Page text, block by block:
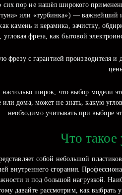
пор не нашёл широкого
или «турбинка») —
камень и керамика, зачистку,
фреза, как бытовой
фрезу с гарантией производителя
широк, что выбор модели
дома, может не знать, какую
необходимо учитывать при выборе
Что такое
собой небольшой
внутреннего сгорания.
и под большой нагрузкой.
давайте рассмотрим, как